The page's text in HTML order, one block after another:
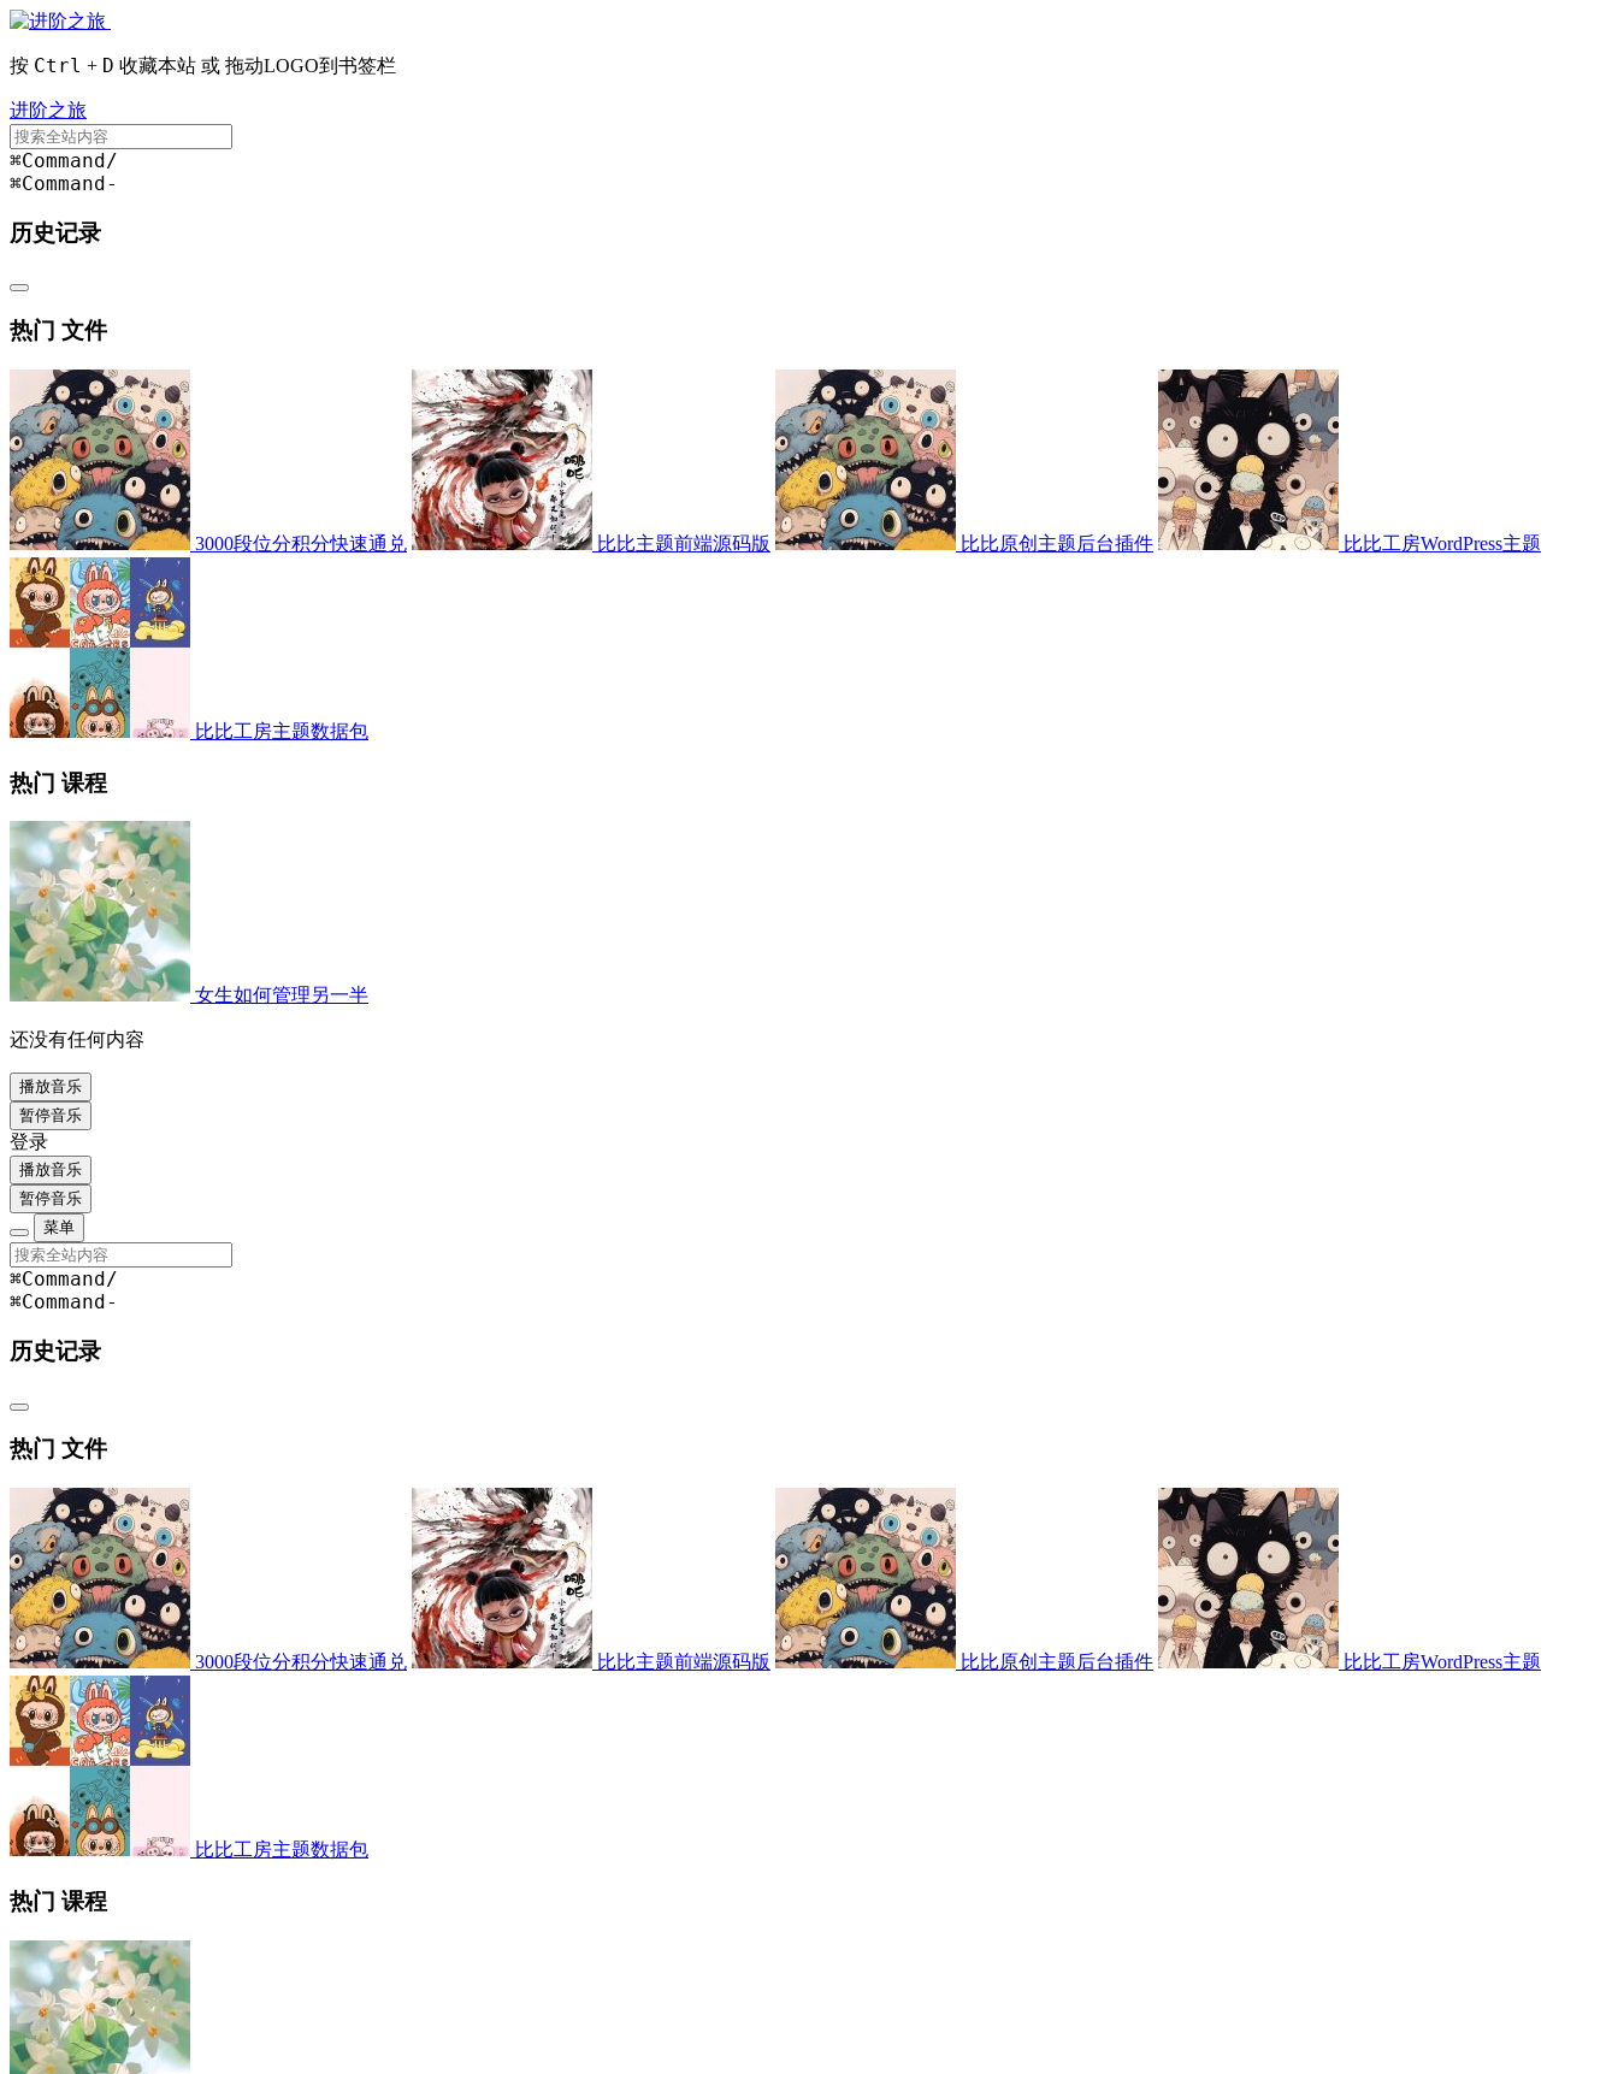
按 Ctrl + D 收藏本站 或 拖动LOGO到书签栏
进阶之旅
⌘Command/
⌘Command-
历史记录
热门 文件
3000段位分积分快速通兑 比比主题前端源码版 比比原创主题后台插件 比比工房WordPress主题
比比工房主题数据包
热门 课程
女生如何管理另一半
还没有任何内容
播放音乐
暂停音乐
登录
播放音乐
暂停音乐
菜单
⌘Command /
⌘Command -
历史记录
热门 文件
3000段位分积分快速通兑 比比主题前端源码版 比比原创主题后台插件 比比工房WordPress主题
比比工房主题数据包
热门 课程